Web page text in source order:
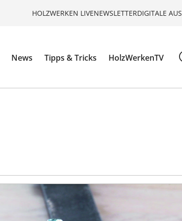
HOLZWERKEN LIVENEWSLETTERDIGITALE
News Tipps & Tricks HolzWerkenTV